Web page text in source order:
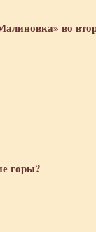
во
горы?